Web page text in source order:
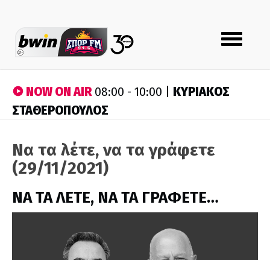
Toggle
navigation
NOW ON AIR08:00 - 10:00 | ΚΥΡΙΑΚΟΣ
ΣΤΑΘΕΡΟΠΟΥΛΟΣ
Να τα λέτε, να τα γράφετε
(29/11/2021)
ΝΑ ΤΑ ΛΕΤΕ, ΝΑ ΤΑ ΓΡΑΦΕΤΕ…